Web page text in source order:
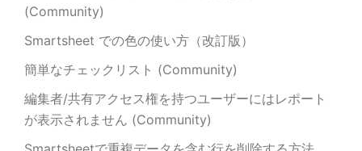
(Community)
Smartsheet での色の使い方（改訂版）
簡単なチェックリスト (Community)
編集者/共有アクセス権を持つユーザーにはレポート
が表示されません (Community)